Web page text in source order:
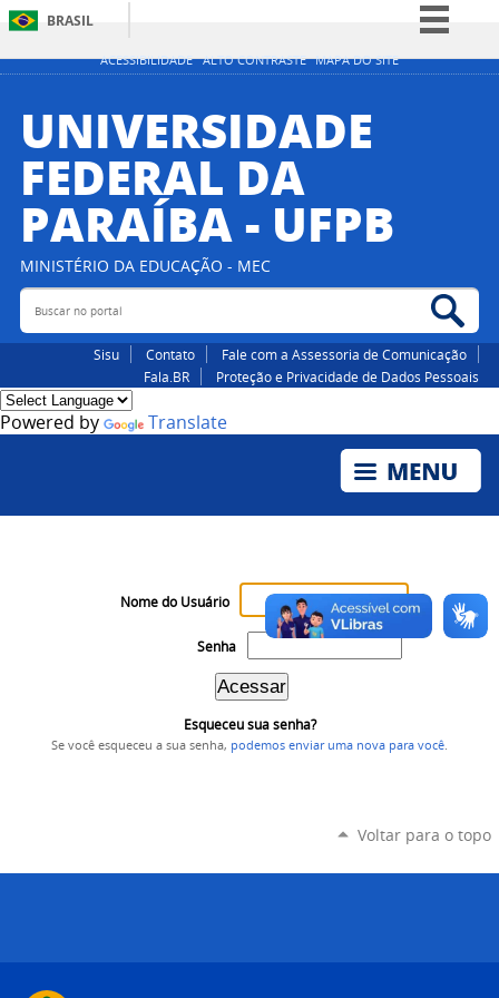
ACESSIBILIDADE ALTO CONTRASTE MAPA DO SITE
BRASIL
Simplifique!
Participe
Acesso à informação
Canais
UNIVERSIDADE
FEDERAL DA
PARAÍBA - UFPB
MINISTÉRIO DA EDUCAÇÃO - MEC
Buscar no portal
Sisu Contato
Fale com a Assessoria de Comunicação
Fala.BR
Proteção e Privacidade de Dados Pessoais
Powered by Translate
Nome do Usuário
Senha
Esqueceu sua senha?
Se você esqueceu a sua senha, podemos enviar uma nova para você
Voltar para o topo